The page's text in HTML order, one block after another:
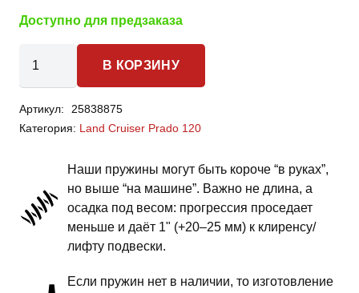
Доступно для предзаказа
товара
Land
Cruiser
пружины
В КОРЗИНУ
Артикул:
25838875
Категория: Land Cruiser Prado 120
Наши пружины могут быть короче “в руках”,
но выше “на машине”. Важно не длина, а
осадка под весом: прогрессия проседает
меньше и даёт 1" (+20–25 мм) к клиренсу/
лифту подвески.
Если пружин нет в наличии, то изготовление